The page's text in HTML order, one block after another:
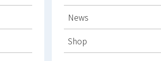
News
Shop